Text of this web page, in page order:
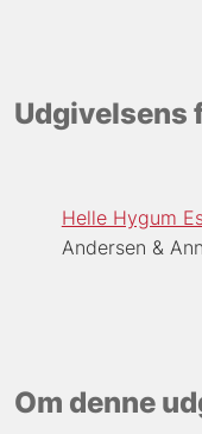
Udgivelsens
Helle Hygum
Andersen
Om denne